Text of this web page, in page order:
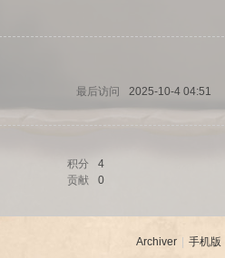
最后访问 2025-10-4 04:51
积分 4
贡献 0
Archiver 手机版